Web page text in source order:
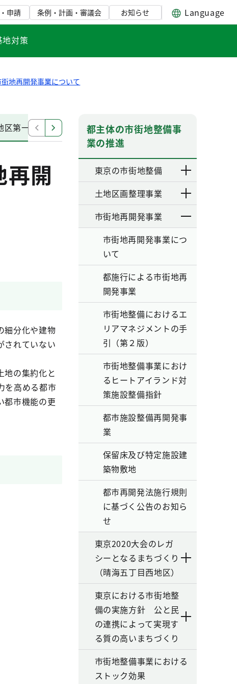
申請 条例・計画・審議会 お知らせ Language
対策
地再開発事業について
区第一種市街地再開発事業 八重洲一丁目北地区第一種市
開
細分化や建物
されていない
地の集約化と
を高める都市
都市機能の更
都主体の市街地整備事
業の推進
東京の市街地整備
土地区画整理事業
市街地再開発事業
市街地再開発事業につ
いて
都施行による市街地再
開発事業
市街地整備におけるエ
リアマネジメントの手
引（第２版）
市街地整備事業におけ
るヒートアイランド対
策施設整備指針
都市施設整備再開発事
業
保留床及び特定施設建
築物敷地
都市再開発法施行規則
に基づく公告のお知ら
せ
東京2020大会のレガ
シーとなるまちづくり
（晴海五丁目西地区）
東京における市街地整
備の実施方針 公と民
の連携によって実現す
る質の高いまちづくり
市街地整備事業における
ストック効果